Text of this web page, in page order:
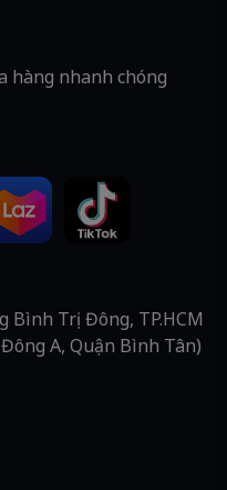
hàng nhanh chóng
Bình Trị Đông, TP.HCM
A, Quận Bình Tân)